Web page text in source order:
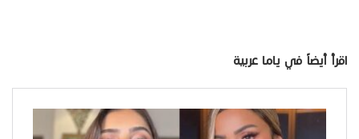
اقرأ أيضاً في ياما عربية